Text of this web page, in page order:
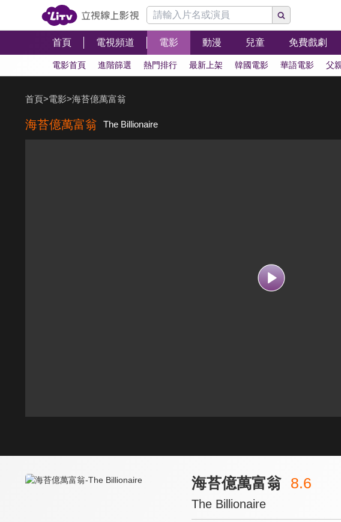
首頁 電視頻道 電影 動漫 兒童 免費戲劇
電影首頁 進階篩選 熱門排行 最新上架 韓國電影 華語電影 父
首頁>電影>海苔億萬富翁
海苔億萬富翁 The Billionaire
海苔億萬富翁 8.6
The Billionaire